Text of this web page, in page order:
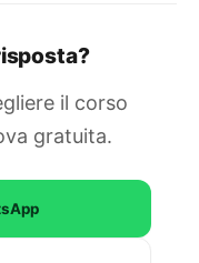
il corso
gratuita.